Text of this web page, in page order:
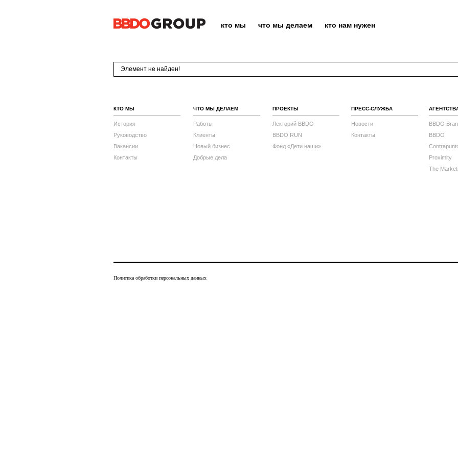
кто мы что мы делаем кто нам нужен
Элемент не найден!
КТО МЫ
История
Руководство
Вакансии
Контакты
ЧТО МЫ ДЕЛАЕМ
Работы
Клиенты
Новый бизнес
Добрые дела
ПРОЕКТЫ
Лекторий BBDO
BBDO RUN
Фонд «Дети наши»
ПРЕСС-СЛУЖБА
Новости
Контакты
BBDO
BBDO
Proximity
The
Политика обработки персональных данных